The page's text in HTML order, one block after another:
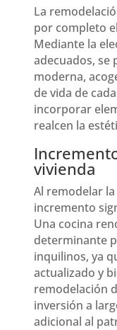
La
por completo
Mediante la
adecuados, se
moderna,
de vida de
incorporar
realcen la
vivienda
Al remodelar
incremento
Una cocina
determinante
inquilinos, ya
actualizado y
remodelación
inversión a
adicional al